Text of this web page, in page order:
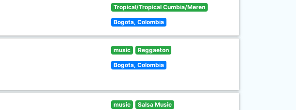
Tropical/Tropical Cumbia/Meren
Bogota, Colombia
music Reggaeton
Bogota, Colombia
music Salsa Music